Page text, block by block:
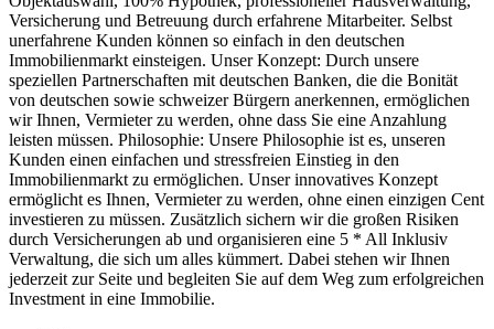
Versicherung und Betreuung durch erfahrene Mitarbeiter. Selbst
unerfahrene Kunden können so einfach in den deutschen
Immobilienmarkt einsteigen. Unser Konzept: Durch unsere
speziellen Partnerschaften mit deutschen Banken, die die Bonität
von deutschen sowie schweizer Bürgern anerkennen, ermöglichen
wir Ihnen, Vermieter zu werden, ohne dass Sie eine Anzahlung
leisten müssen. Philosophie: Unsere Philosophie ist es, unseren
Kunden einen einfachen und stressfreien Einstieg in den
Immobilienmarkt zu ermöglichen. Unser innovatives Konzept
ermöglicht es Ihnen, Vermieter zu werden, ohne einen einzigen Cent
investieren zu müssen. Zusätzlich sichern wir die großen Risiken
durch Versicherungen ab und organisieren eine 5 * All Inklusiv
Verwaltung, die sich um alles kümmert. Dabei stehen wir Ihnen
jederzeit zur Seite und begleiten Sie auf dem Weg zum erfolgreichen
Investment in eine Immobilie.